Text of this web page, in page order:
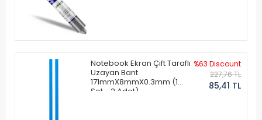
Notebook Ekran Çift Taraflı
Uzayan Bant
171mmX8mmX0.3mm (1
Set - 2 Adet)
%63 Discount
227,76 TL
85,41 TL